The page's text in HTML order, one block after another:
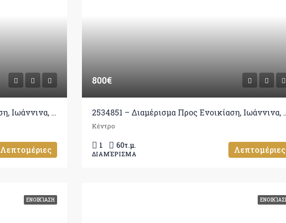
2524670 – Διαμέρισμα Προς Ενοικίαση, Ιωάννινα, 40 τ.μ., €380
Λεπτομέριες
800€
2534851 –
Κέντρο
1 60τ.μ.
ΔΙΑΜΈΡΙΣΜΑ Λεπτομέριες
ΕΝΟΙΚΊΑΣΗ